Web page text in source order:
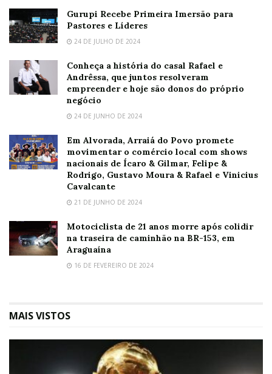
Gurupi Recebe Primeira Imersão para
Pastores e Líderes
24 DE JULHO DE 2024
Conheça a história do casal Rafael e
Andrêssa, que juntos resolveram
empreender e hoje são donos do próprio
negócio
24 DE JUNHO DE 2024
Em Alvorada, Arraiá do Povo promete
movimentar o comércio local com shows
nacionais de Ícaro & Gilmar, Felipe &
Rodrigo, Gustavo Moura & Rafael e Vinicius
Cavalcante
21 DE JUNHO DE 2024
Motociclista de 21 anos morre após colidir
na traseira de caminhão na BR-153, em
Araguaína
16 DE FEVEREIRO DE 2024
MAIS VISTOS